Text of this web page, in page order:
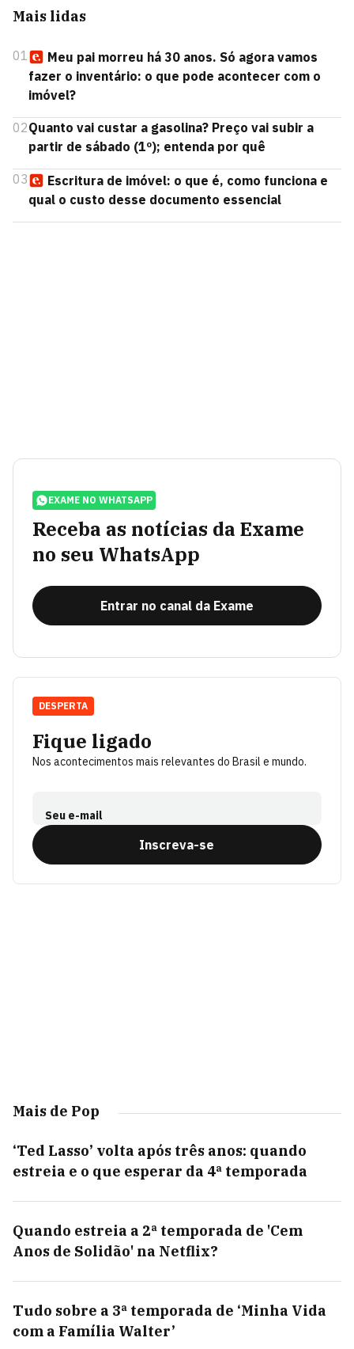
Mais lidas
01
Meu pai morreu há 30 anos. Só agora vamos
fazer o inventário: o que pode acontecer com o
imóvel?
02Quanto vai custar a gasolina? Preço vai subir a
partir de sábado (1º); entenda por quê
03
Escritura de imóvel: o que é, como funciona e
qual o custo desse documento essencial
EXAME NO WHATSAPP
Receba as notícias da Exame
no seu WhatsApp
Entrar no canal da Exame
Fique ligado
Nos acontecimentos mais relevantes do Brasil e mundo.
Seu e-mail
Inscreva-se
DESPERTA
Mais de Pop
‘Ted Lasso’ volta após três anos: quando
estreia e o que esperar da 4ª temporada
Quando estreia a 2ª temporada de 'Cem
Anos de Solidão' na Netflix?
Tudo sobre a 3ª temporada de ‘Minha Vida
com a Família Walter’